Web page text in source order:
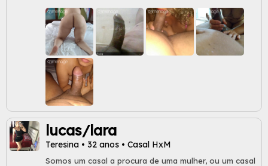
lucas/lara
Teresina • 32 anos • Casal HxM
Somos um casal a procura de uma mulher, ou um casal